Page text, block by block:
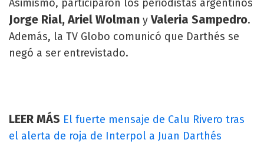
Asimismo, participaron los periodistas argentinos
Jorge Rial, Ariel Wolman yValeria Sampedro.
Además, la TV Globo comunicó que Darthés se
negó a ser entrevistado.
LEER MÁS El fuerte mensaje de Calu Rivero tras
el alerta de roja de Interpol a Juan Darthés